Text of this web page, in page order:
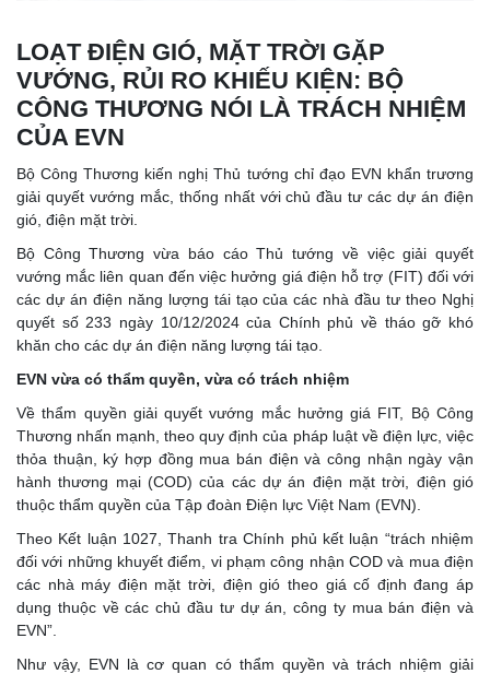
LOẠT ĐIỆN GIÓ, MẶT TRỜI GẶP
VƯỚNG, RỦI RO KHIẾU KIỆN: BỘ
CÔNG THƯƠNG NÓI LÀ TRÁCH NHIỆM
CỦA EVN
Bộ Công Thương kiến nghị Thủ tướng chỉ đạo EVN khẩn trương
giải quyết vướng mắc, thống nhất với chủ đầu tư các dự án điện
gió, điện mặt trời.
Bộ Công Thương vừa báo cáo Thủ tướng về việc giải quyết
vướng mắc liên quan đến việc hưởng giá điện hỗ trợ (FIT) đối với
các dự án điện năng lượng tái tạo của các nhà đầu tư theo Nghị
quyết số 233 ngày 10/12/2024 của Chính phủ về tháo gỡ khó
khăn cho các dự án điện năng lượng tái tạo.
EVN vừa có thẩm quyền, vừa có trách nhiệm
Về thẩm quyền giải quyết vướng mắc hưởng giá FIT, Bộ Công
Thương nhấn mạnh, theo quy định của pháp luật về điện lực, việc
thỏa thuận, ký hợp đồng mua bán điện và công nhận ngày vận
hành thương mại (COD) của các dự án điện mặt trời, điện gió
thuộc thẩm quyền của Tập đoàn Điện lực Việt Nam (EVN).
Theo Kết luận 1027, Thanh tra Chính phủ kết luận “trách nhiệm
đối với những khuyết điểm, vi phạm công nhận COD và mua điện
các nhà máy điện mặt trời, điện gió theo giá cố định đang áp
dụng thuộc về các chủ đầu tư dự án, công ty mua bán điện và
EVN”.
Như vậy, EVN là cơ quan có thẩm quyền và trách nhiệm giải